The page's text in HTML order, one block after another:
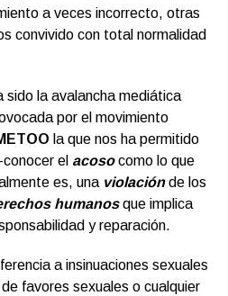
a veces incorrecto, otras
convivido con total normalidad
sido la avalancha mediática
por el movimiento
la que nos ha permitido
el acoso como lo que
es, una violaciónde los
humanosque implica
y reparación.
a insinuaciones sexuales
favores sexuales o cualquier